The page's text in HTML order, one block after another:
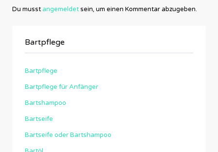
Du musst angemeldetsein, um einen Kommentar abzugeben.
Bartpflege
Bartpflege
Bartpflege für Anfänger
Bartshampoo
Bartseife
Bartseife oder Bartshampoo